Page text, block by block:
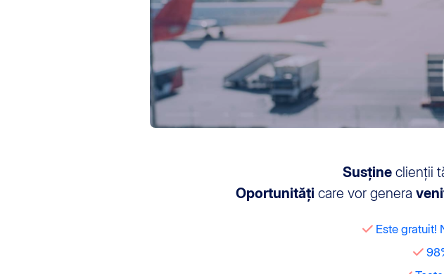
Susțineclienții
Oportunități care vor genera
Este gratuit!